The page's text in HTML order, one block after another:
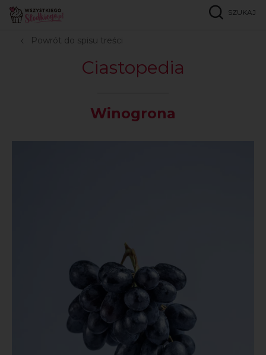
SZUKAJ
Strona główna
Powrót do spisu treści
Ciastopedia
Winogrona